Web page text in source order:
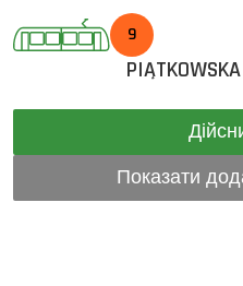
9
Показати